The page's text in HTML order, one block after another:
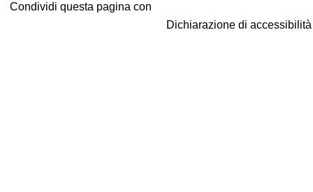
Condividi questa pagina con
Dichiarazione di